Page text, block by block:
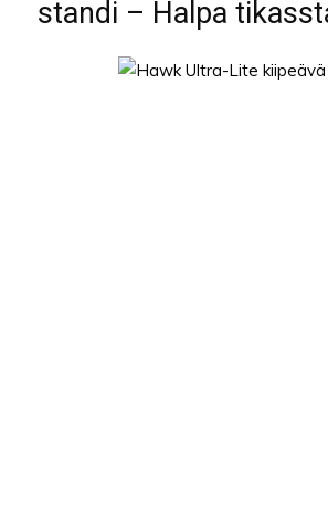
standi – Halpa